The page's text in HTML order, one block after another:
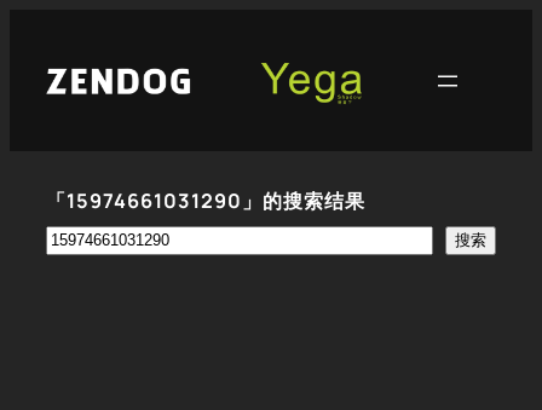
「15974661031290」的搜索结果
搜
搜索